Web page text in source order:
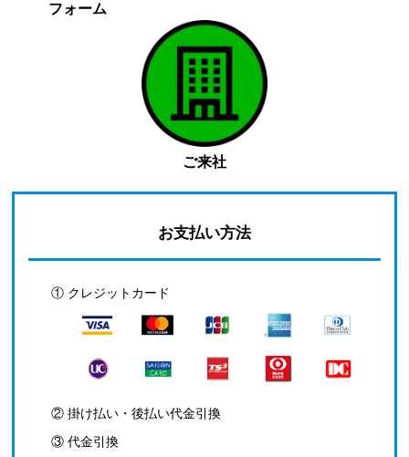
フォーム
ご来社
お支払い方法
① クレジットカード
② 掛け払い・後払い代金引換
③ 代金引換